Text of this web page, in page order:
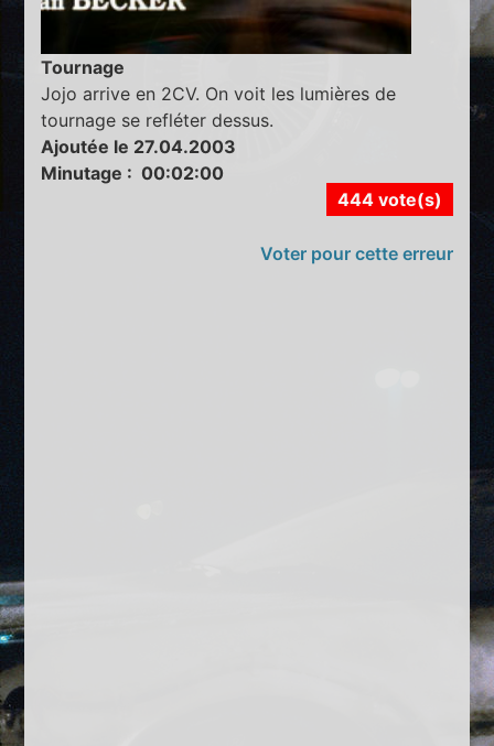
Tournage
Jojo arrive en 2CV. On voit les lumières de
tournage se refléter dessus.
Ajoutée le 27.04.2003
Minutage : 00:02:00
444 vote(s)
Voter pour cette erreur